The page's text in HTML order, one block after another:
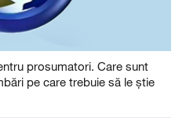
prosumatori. Care sunt
pe care trebuie să le știe